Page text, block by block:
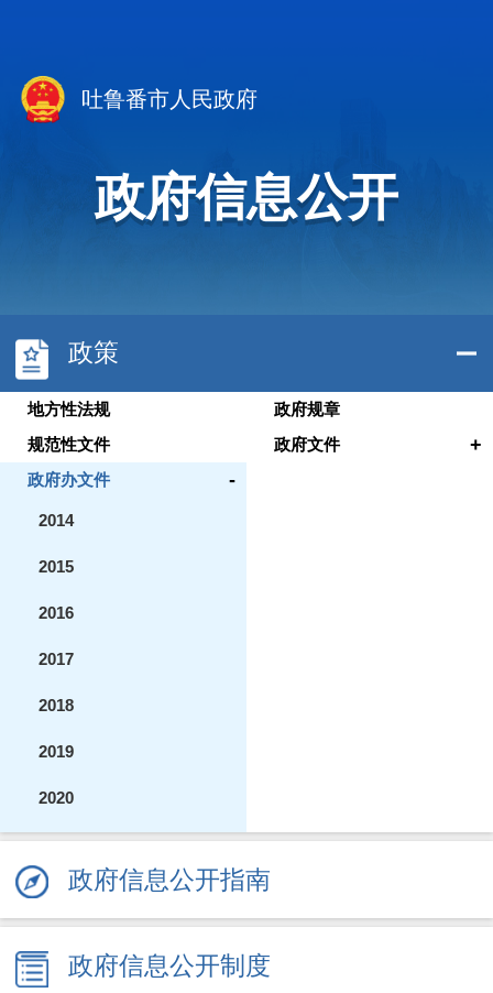
吐鲁番市人民政府
政府信息公开
政策
地方性法规
政府规章
规范性文件
政府文件 +
政府办文件 -
2014
2015
2016
2017
2018
2019
2020
2021
2022
2024
政府信息公开指南
政府信息公开制度